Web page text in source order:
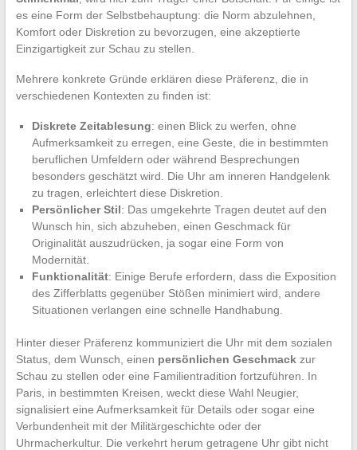
es eine Form der Selbstbehauptung: die Norm abzulehnen,
Komfort oder Diskretion zu bevorzugen, eine akzeptierte
Einzigartigkeit zur Schau zu stellen.
Mehrere konkrete Gründe erklären diese Präferenz, die in
verschiedenen Kontexten zu finden ist:
Diskrete Zeitablesung: einen Blick zu werfen, ohne
Aufmerksamkeit zu erregen, eine Geste, die in bestimmten
beruflichen Umfeldern oder während Besprechungen
besonders geschätzt wird. Die Uhr am inneren Handgelenk
zu tragen, erleichtert diese Diskretion.
Persönlicher Stil: Das umgekehrte Tragen deutet auf den
Wunsch hin, sich abzuheben, einen Geschmack für
Originalität auszudrücken, ja sogar eine Form von
Modernität.
Funktionalität: Einige Berufe erfordern, dass die Exposition
des Zifferblatts gegenüber Stößen minimiert wird, andere
Situationen verlangen eine schnelle Handhabung.
Hinter dieser Präferenz kommuniziert die Uhr mit dem sozialen
Status, dem Wunsch, einen persönlichen Geschmackzur
Schau zu stellen oder eine Familientradition fortzuführen. In
Paris, in bestimmten Kreisen, weckt diese Wahl Neugier,
signalisiert eine Aufmerksamkeit für Details oder sogar eine
Verbundenheit mit der Militärgeschichte oder der
Uhrmacherkultur. Die verkehrt herum getragene Uhr gibt nicht